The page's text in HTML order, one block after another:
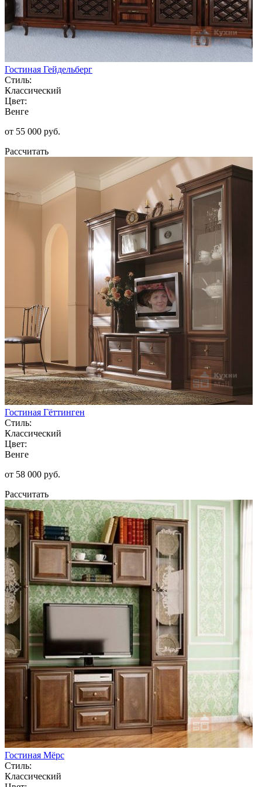
Гостиная Гейдельберг
Стиль:
Классический
Цвет:
Венге
от 55 000 руб.
Рассчитать
Гостиная Гёттинген
Стиль:
Классический
Цвет:
Венге
от 58 000 руб.
Рассчитать
Гостиная Мёрс
Стиль:
Классический